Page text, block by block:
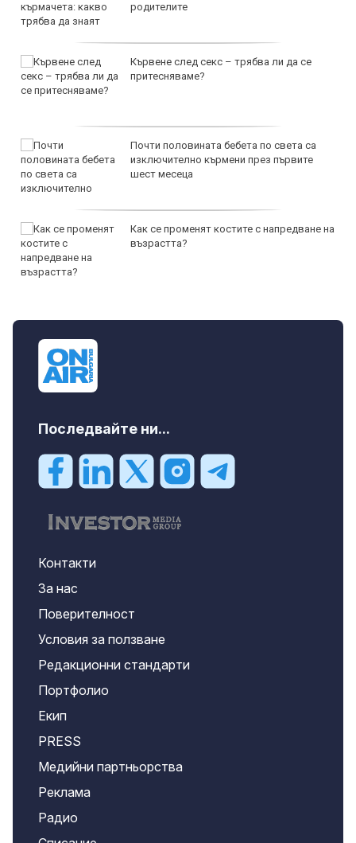
родителите
Кървене след секс – трябва ли да се
притесняваме?
Почти половината бебета по света са
изключително кърмени през първите
шест месеца
Как се променят костите с напредване на
възрастта?
Последвайте ни...
Контакти
За нас
Поверителност
Условия за ползване
Редакционни стандарти
Портфолио
Екип
PRESS
Медийни партньорства
Реклама
Радио